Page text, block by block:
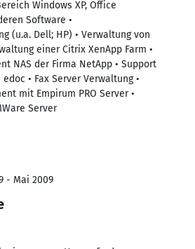
Windows XP, Office
Software •
(u.a. Dell; HP) • Verwaltung von
einer Citrix XenApp Farm •
NAS der Firma NetApp • Support
• Fax Server Verwaltung •
mit Empirum PRO Server •
Server
- Mai 2009